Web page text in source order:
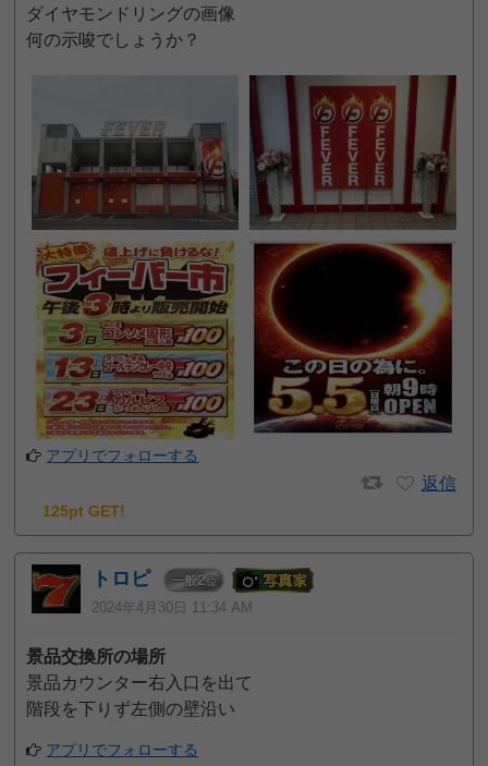
ダイヤモンドリングの画像
何の示唆でしょうか？
アプリでフォローする
返信
125pt GET!
トロピ 一般2位
2024年4月30日 11:34 AM
景品交換所の場所
景品カウンター右入口を出て
階段を下りず左側の壁沿い
アプリでフォローする